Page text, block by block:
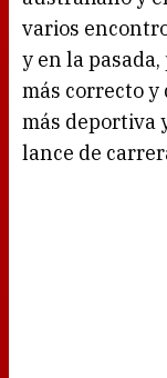
varios
y en la
más correcto
más deportiva
lance de